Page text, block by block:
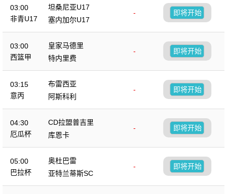
03:00
非青U17
坦桑尼亚U17
-
塞内加尔U17
即将开始
03:00
西篮甲
皇家马德里
-
特内里费
即将开始
03:15
意丙
布雷西亚
-
阿斯科利
即将开始
04:30
厄瓜杯
CD拉盟普吉里
-
库恩卡
即将开始
05:00
巴拉杯
奥杜巴雷
-
亚特兰蒂斯SC
即将开始